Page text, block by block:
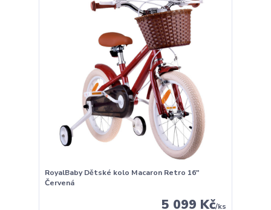
RoyalBaby Dětské kolo Macaron Retro 16"
Červená
5 099 Kč/ks